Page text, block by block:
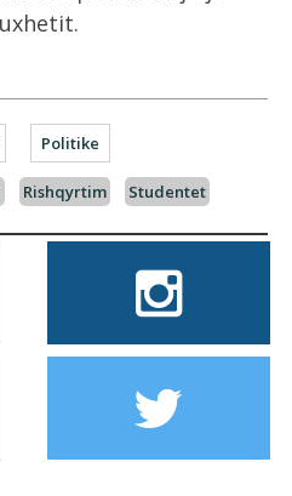
Politike
Rishqyrtim Studentet